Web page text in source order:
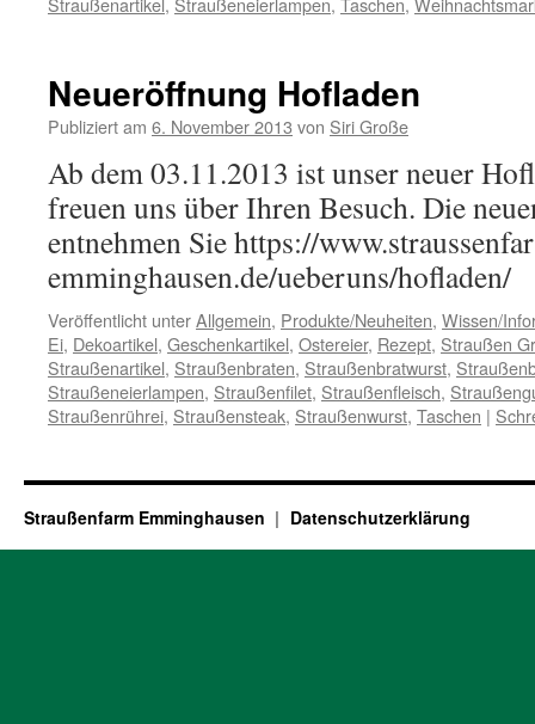
Neueröffnung Hofladen
Publiziert am 6. November 2013 von Siri Große
Ab dem 03.11.2013 ist unser neuer
freuen uns über Ihren Besuch. Die
entnehmen Sie https://
emminghausen.de/ueberuns/hofladen/
Veröffentlicht unterAllgemein, Produkte/Neuheiten, Wissen/
Ei, Dekoartikel, Geschenkartikel, Ostereier, Rezept, Straußen
Straußenartikel, Straußenbraten, Straußenbratwurst,
Straußeneierlampen, Straußenfilet, Straußenfleisch,
Straußenrührei, Straußensteak, Straußenwurst, Taschen |
Straußenfarm Emminghausen Datenschutzerklärung